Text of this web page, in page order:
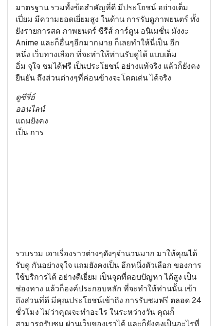
มาตรฐาน รวมทั้งข้อสำคัญที่ดี มีประโยชน์ อย่างเต็ม
เปี่ยม มีความยอดเยี่ยมสูง ในด้าน การรับดูภาพยนตร์ ทั้ง
ยังรายการสด ภาพยนตร์ ซีรีส์ การ์ตูน อนิเมชั่น มังงะ
Anime และก็อื่นๆอีกมากมาย ก็เลยทำให้นี่เป็น อีก
หนึ่ง เว็บทางเลือก ที่จะทำให้ท่านรับดูได้ แบบเต็ม
อิ่ม จุใจ ชมได้ฟรี เป็นประโยชน์ อย่างแท้จริง แล้วก็ยังคง
ยืนยัน ถึงส่วนต่างๆที่ค่อนข้างจะโดดเด่น ได้จริง
ดูซีรี่ย์
ออนไลน์
แถมยังคง
เป็น การ
รวบรวม เอาเรื่องราวต่างๆดังๆจำนวนมาก มาให้คุณได้
รับดู กันอย่างจุใจ แถมยังคงเป็น อีกหนึ่งตัวเลือก ของการ
ใช้บริการได้ อย่างดีเยี่ยม เป็นจุดที่ตอบปัญหา ได้สูง เป็น
ช่องทาง แล้วก็องค์ประกอบหลัก ที่จะทำให้ท่านนั้น เข้า
ถึงส่วนที่ดี มีคุณประโยชน์เข้าถึง การรับชมฟรี ตลอด 24
ชั่วโมง ไม่ว่าคุณจะทำอะไร ในระหว่างวัน คุณก็